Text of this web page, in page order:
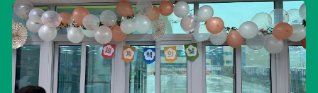
갤
러
리
더
보
기